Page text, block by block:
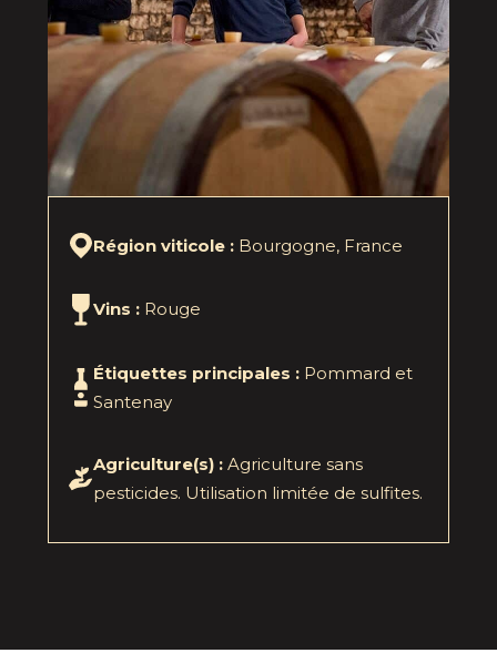
Région viticole : Bourgogne, France
Vins : Rouge
Étiquettes principales : Pommard et
Santenay
Agriculture(s) : Agriculture sans
pesticides. Utilisation limitée de sulfites.